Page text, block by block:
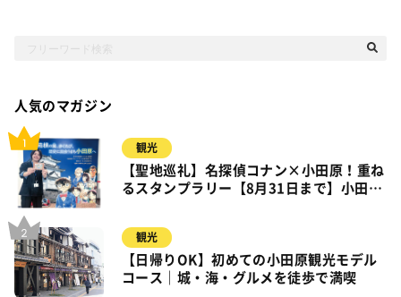
人気のマガジン
観光
【聖地巡礼】名探偵コナン×小田原！重ね
るスタンプラリー【8月31日まで】小田
観光
【日帰りOK】初めての小田原観光モデル
コース｜城・海・グルメを徒歩で満喫